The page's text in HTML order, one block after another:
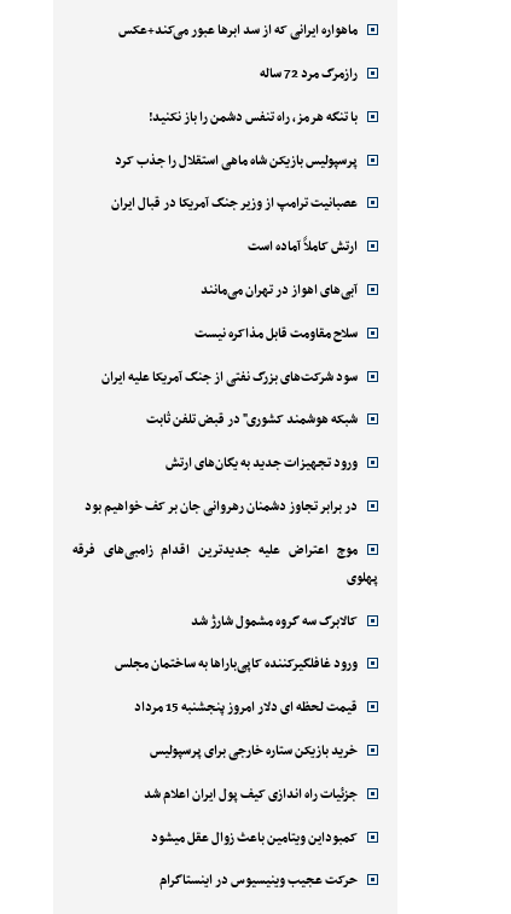
ماهواره ایرانی که از سد ابرها عبور می‌کند+عکس
رازمرگ مرد 72 ساله
با تنگه هرمز، راه تنفس دشمن را باز نکنید!
پرسپولیس بازیکن شاه ماهی استقلال را جذب کرد
عصبانیت ترامپ از وزیر جنگ آمریکا در قبال ایران
ارتش کاملاً آماده است
آبی‌های اهواز در تهران می‌مانند
سلاح مقاومت قابل مذاکره نیست
سود شرکت‌های بزرگ نفتی از جنگ آمریکا علیه ایران
شبکه هوشمند کشوری" در قبض تلفن ثابت
ورود تجهیزات جدید به یگان‌های ارتش
در برابر تجاوز دشمنان رهروانی جان بر کف خواهیم بود
موج اعتراض علیه جدیدترین اقدام زامبی‌های فرقه
پهلوی
کالابرگ سه گروه مشمول شارژ شد
ورود غافلگیرکننده کاپی‌باراها به ساختمان مجلس
قیمت لحظه ای دلار امروز پنجشنبه 15 مرداد
خرید بازیکن ستاره خارجی برای پرسپولیس
جزئیات راه اندازی کیف پول ایران اعلام شد
کمبوداین ویتامین باعث زوال عقل میشود
حرکت عجیب وینیسیوس در اینستاگرام